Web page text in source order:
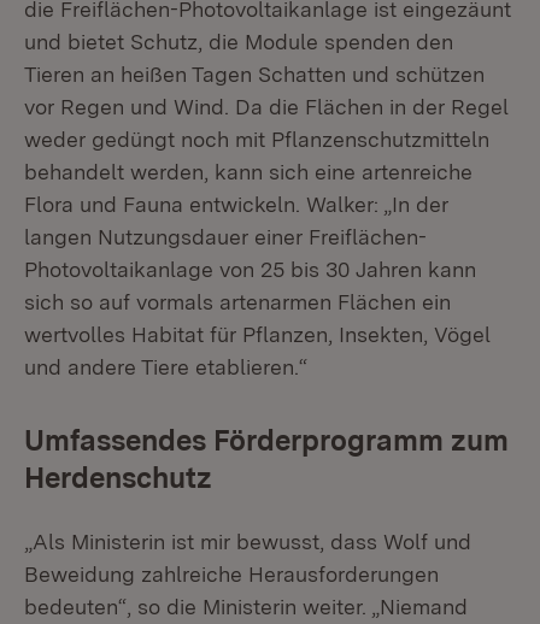
die Freiflächen-Photovoltaikanlage ist eingezäunt
und bietet Schutz, die Module spenden den
Tieren an heißen Tagen Schatten und schützen
vor Regen und Wind. Da die Flächen in der Regel
weder gedüngt noch mit Pflanzenschutzmitteln
behandelt werden, kann sich eine artenreiche
Flora und Fauna entwickeln. Walker: „In der
langen Nutzungsdauer einer Freiflächen-
Photovoltaikanlage von 25 bis 30 Jahren kann
sich so auf vormals artenarmen Flächen ein
wertvolles Habitat für Pflanzen, Insekten, Vögel
und andere Tiere etablieren.“
Umfassendes Förderprogramm zum
Herdenschutz
„Als Ministerin ist mir bewusst, dass Wolf und
Beweidung zahlreiche Herausforderungen
bedeuten“, so die Ministerin weiter. „Niemand